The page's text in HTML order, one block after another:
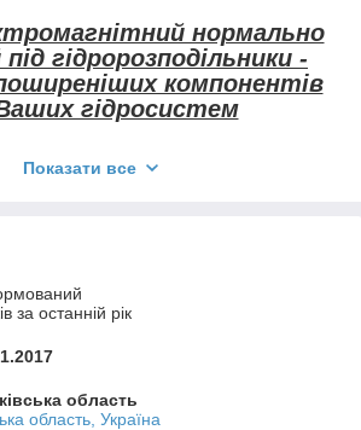
нормально
гідророзподільники -
компонентів
гідросистем
- це клапан, який при відсутності
часу.
"нормально відкритого" стану,
живлення або вимкнення системи
залишався в стані, де ресурс, до
отримувати гідравлічний потік.
такого клапана потрібно подати
викликає зміну положення клапана й
Показати все
за останній рік
область
область, Україна